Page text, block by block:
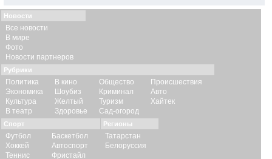
Новости
Все новости
В мире
Фото
Новости партнеров
Рубрики
Политика
Экономика
Культура
В театр
В кино
Шоубиз
Желтый
Здоровье
Общество
Криминал
Туризм
Сад-огород
Происшествия
Авто
Хайтек
Спорт
Футбол
Хоккей
Теннис
Баскетбол
Автоспорт
Фристайл
Регионы
Татарстан
Белоруссия